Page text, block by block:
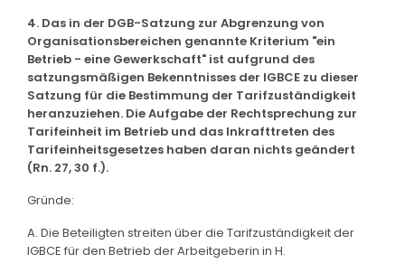
4. Das in der DGB-Satzung zur Abgrenzung von
Organisationsbereichen genannte Kriterium "ein
Betrieb - eine Gewerkschaft" ist aufgrund des
satzungsmäßigen Bekenntnisses der IGBCE zu dieser
Satzung für die Bestimmung der Tarifzuständigkeit
heranzuziehen. Die Aufgabe der Rechtsprechung zur
Tarifeinheit im Betrieb und das Inkrafttreten des
Tarifeinheitsgesetzes haben daran nichts geändert
(Rn. 27, 30 f.).
Gründe:
A. Die Beteiligten streiten über die Tarifzuständigkeit der
IGBCE für den Betrieb der Arbeitgeberin in H.